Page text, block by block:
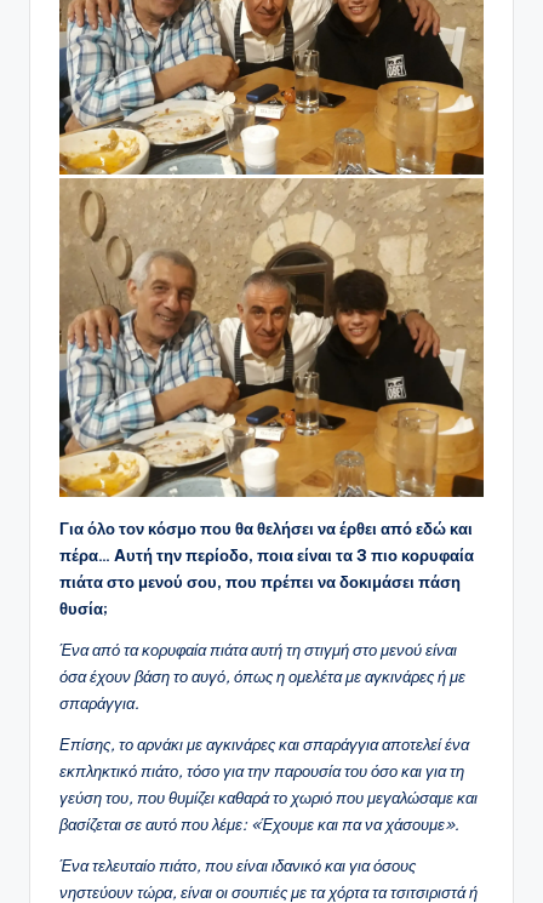
Για όλο τον κόσμο που θα θελήσει να έρθει από εδώ και
πέρα… Aυτή την περίοδο, ποια είναι τα 3 πιο κορυφαία
πιάτα στο μενού σου, που πρέπει να δοκιμάσει πάση
θυσία;
Ένα από τα κορυφαία πιάτα αυτή τη στιγμή στο μενού είναι
όσα έχουν βάση το αυγό, όπως η ομελέτα με αγκινάρες ή με
σπαράγγια.
Επίσης, το αρνάκι με αγκινάρες και σπαράγγια αποτελεί ένα
εκπληκτικό πιάτο, τόσο για την παρουσία του όσο και για τη
γεύση του, που θυμίζει καθαρά το χωριό που μεγαλώσαμε και
βασίζεται σε αυτό που λέμε: «Έχουμε και πα να χάσουμε».
Ένα τελευταίο πιάτο, που είναι ιδανικό και για όσους
νηστεύουν τώρα, είναι οι σουπιές με τα χόρτα τα τσιτσιριστά ή